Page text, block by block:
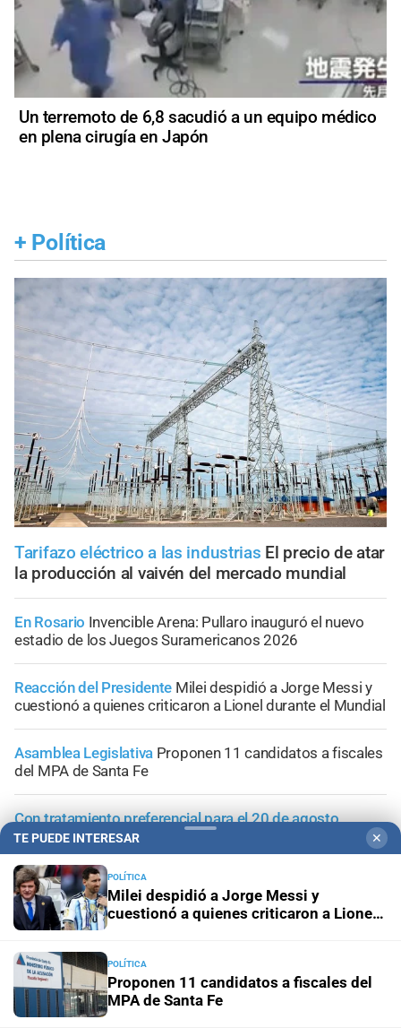
Un terremoto de 6,8 sacudió a un equipo médico
en plena cirugía en Japón
+ Política
Tarifazo eléctrico a las industrias El precio de atar
la producción al vaivén del mercado mundial
En Rosario Invencible Arena: Pullaro inauguró el nuevo
estadio de los Juegos Suramericanos 2026
Reacción del Presidente Milei despidió a Jorge Messi y
cuestionó a quienes criticaron a Lionel durante el Mundial
Asamblea Legislativa Proponen 11 candidatos a fiscales
del MPA de Santa Fe
Con tratamiento preferencial para el 20 de agosto
Diputados empieza en comisiones el debate sobre el
sistema electoral de Santa Fe
+Área Metropolitana
TE PUEDE INTERESAR ✕
POLÍTICA
Milei despidió a Jorge Messi y
cuestionó a quienes criticaron a Lionel
POLÍTICA
Proponen 11 candidatos a fiscales del
MPA de Santa Fe